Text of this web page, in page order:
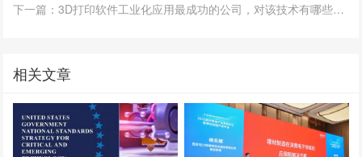
下一篇：3D打印软件工业化应用最成功的公司，对该技术有哪些深刻理解
相关文章